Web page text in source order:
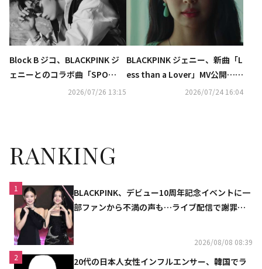
Block B ジコ、BLACKPINK ジ
ェニーとのコラボ曲「SPO
T！」がSpotifyで累計再生回
2026/07/26 13:15
BLACKPINK ジェニー、新曲「L
ess than a Lover」MV公開…台
湾のイケメンモデルと恋人役で
2026/07/24 16:04
RANKING
1
BLACKPINK、デビュー10周年記念イベントに一
部ファンから不満の声も…ライブ配信で謝罪
2026/08/08 08:39
2
20代の日本人女性インフルエンサー、韓国でラ